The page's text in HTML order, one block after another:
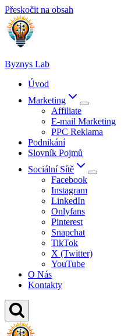
Přeskočit na obsah
Byznys Lab
Úvod
Marketing
Affiliate
E-mail Marketing
PPC Reklama
Podnikání
Slovník Pojmů
Sociální Sítě
Facebook
Instagram
LinkedIn
Onlyfans
Pinterest
Snapchat
TikTok
X (Twitter)
YouTube
O Nás
Kontakty